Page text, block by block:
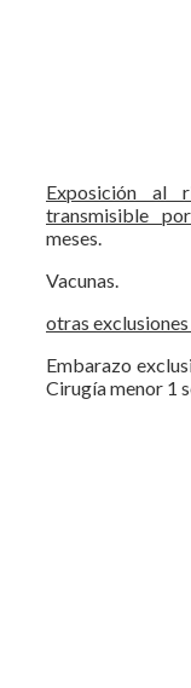
Exposición al
transmisible
meses.
Vacunas.
otras
Embarazo
Cirugía menor 1